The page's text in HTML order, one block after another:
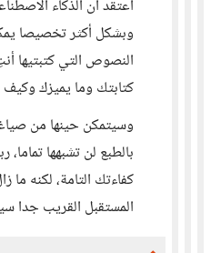
أعتقد أن الذكاء
وبشكل أكثر تخصيصا
النصوص التي كتبتيها
كتابتك وما يميزك
وسيتمكن حينها من
كفاءتك التامة، لكنه ما
المستقبل القريب جدا سيصل